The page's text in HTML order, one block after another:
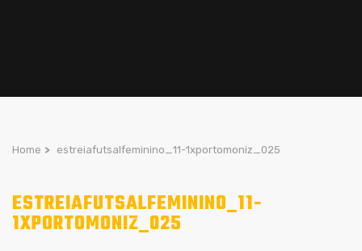
Home > estreiafutsalfeminino_11-1xportomoniz_025
ESTREIAFUTSALFEMININO_11-
1XPORTOMONIZ_025